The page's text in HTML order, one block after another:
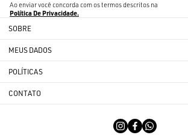
Ao enviar você concorda com os termos descritos na
Política De Privacidade
SOBRE
MEUS DADOS
POLÍTICAS
CONTATO